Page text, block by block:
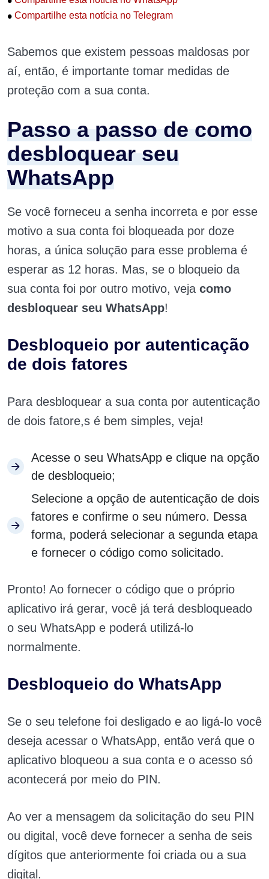
• Compartilhe esta notícia no Telegram
Sabemos que existem pessoas maldosas por
aí, então, é importante tomar medidas de
proteção com a sua conta.
Passo a passo de como
desbloquear seu
WhatsApp
Se você forneceu a senha incorreta e por esse
motivo a sua conta foi bloqueada por doze
horas, a única solução para esse problema é
esperar as 12 horas. Mas, se o bloqueio da
sua conta foi por outro motivo, veja como
desbloquear seu WhatsApp!
Desbloqueio por autenticação
de dois fatores
Para desbloquear a sua conta por autenticação
de dois fatore,s é bem simples, veja!
Acesse o seu WhatsApp e clique na opção
de desbloqueio;
Selecione a opção de autenticação de dois
fatores e confirme o seu número. Dessa
forma, poderá selecionar a segunda etapa
e fornecer o código como solicitado.
Pronto! Ao fornecer o código que o próprio
aplicativo irá gerar, você já terá desbloqueado
o seu WhatsApp e poderá utilizá-lo
normalmente.
Desbloqueio do WhatsApp
Se o seu telefone foi desligado e ao ligá-lo você
deseja acessar o WhatsApp, então verá que o
aplicativo bloqueou a sua conta e o acesso só
acontecerá por meio do PIN.
Ao ver a mensagem da solicitação do seu PIN
ou digital, você deve fornecer a senha de seis
dígitos que anteriormente foi criada ou a sua
digital.